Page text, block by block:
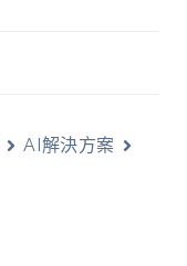
AI解決方案